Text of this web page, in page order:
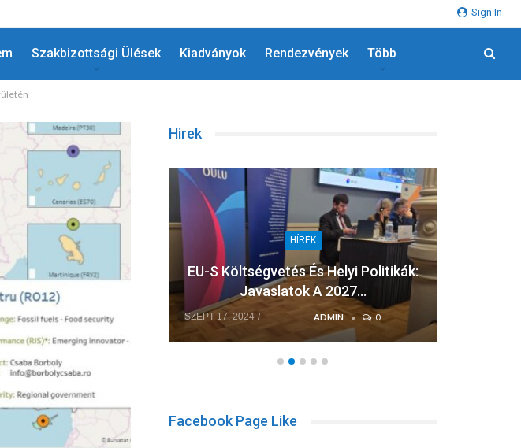
Sign In
Szakbizottsági Ülések Kiadványok Rendezvények Több
Hirek
Régiók Európai
Az…
ADMIN 0
HÍREK
EU-S Költségvetés És Helyi Politikák:
Javaslatok A 2027…
ADMIN
SZEPT 17, 2024 0
Facebook Page Like